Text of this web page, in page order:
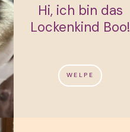
Hi, ich bin das
Lockenkind Boo!
WELPE